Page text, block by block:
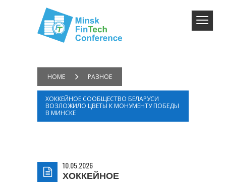
HOME РАЗНОЕ
ХОККЕЙНОЕ СООБЩЕСТВО БЕЛАРУСИ
ВОЗЛОЖИЛО ЦВЕТЫ К МОНУМЕНТУ ПОБЕДЫ
В МИНСКЕ
10.05.2026
ХОККЕЙНОЕ